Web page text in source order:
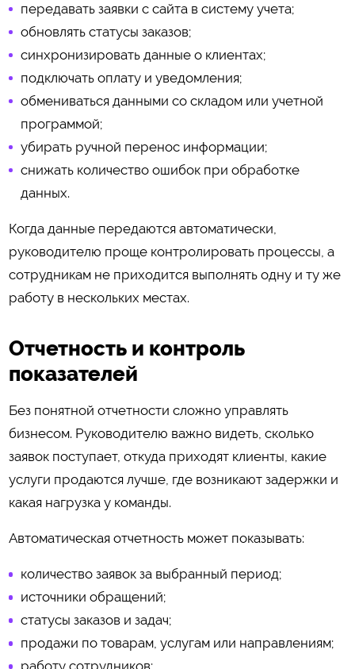
передавать заявки с сайта в систему учета;
обновлять статусы заказов;
синхронизировать данные о клиентах;
подключать оплату и уведомления;
обмениваться данными со складом или учетной
программой;
убирать ручной перенос информации;
снижать количество ошибок при обработке
данных.
Когда данные передаются автоматически,
руководителю проще контролировать процессы, а
сотрудникам не приходится выполнять одну и ту же
работу в нескольких местах.
Отчетность и контроль
показателей
Без понятной отчетности сложно управлять
бизнесом. Руководителю важно видеть, сколько
заявок поступает, откуда приходят клиенты, какие
услуги продаются лучше, где возникают задержки и
какая нагрузка у команды.
Автоматическая отчетность может показывать:
количество заявок за выбранный период;
источники обращений;
статусы заказов и задач;
продажи по товарам, услугам или направлениям;